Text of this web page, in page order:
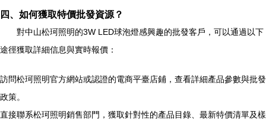
四、如何獲取特價批發資源？
對中山松珂照明的3W LED球泡燈感興趣的批發客戶，可以通過以下
途徑獲取詳細信息與實時報價：
訪問松珂照明官方網站或認證的電商平臺店鋪，查看詳細產品參數與批發
政策。
直接聯系松珂照明銷售部門，獲取針對性的產品目錄、最新特價清單及樣